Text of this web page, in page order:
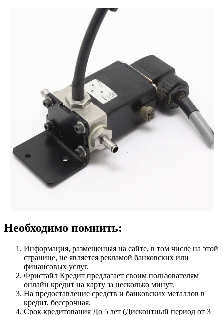
Необходимо помнить:
Информация, размещенная на сайте, в том числе на этой
странице, не является рекламой банковских или
финансовых услуг.
Фристайл Кредит предлагает своим пользователям
онлайн кредит на карту за несколько минут.
На предоставление средств и банковских металлов в
кредит, бессрочная.
Срок кредитования До 5 лет (Дисконтный период от 3